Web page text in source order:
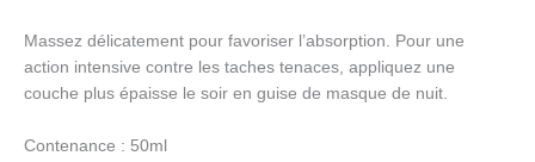
Massez délicatement pour favoriser l’absorption. Pour une
action intensive contre les taches tenaces, appliquez une
couche plus épaisse le soir en guise de masque de nuit.
Contenance : 50ml